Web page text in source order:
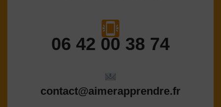
06 42 00 38 74
contact@aimerapprendre.fr